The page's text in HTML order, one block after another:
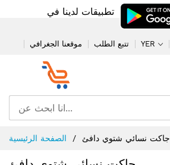
تطبيقات لدينا في
موقعنا الجغرافي تتبع الطلب YER
إلى
المحتوى
الصفحة الرئيسية جاكت نسائي شتوي دافئ